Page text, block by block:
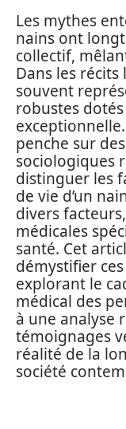
Les mythes
nains ont
collectif,
Dans les
souvent
robustes
penche sur
sociologiques
distinguer les
de vie d’un
divers
médicales
santé. Cet
démystifier
explorant le
médical des
à une analyse
témoignages
réalité de la
société